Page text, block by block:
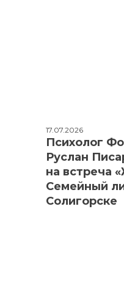
17.07.2026
Психолог
Руслан
на встреча
Семейный
Солигорске